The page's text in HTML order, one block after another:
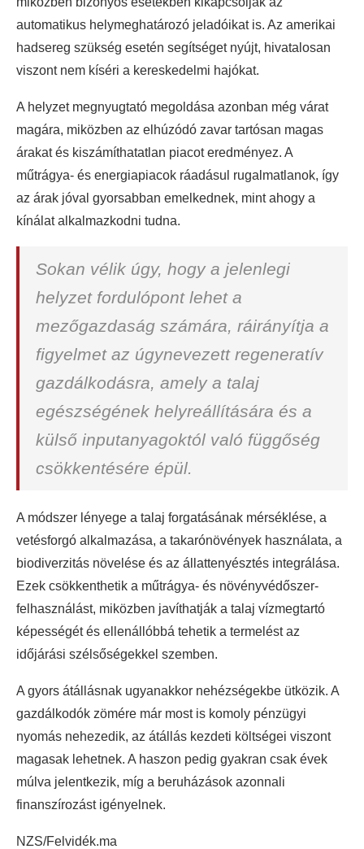
automatikus helymeghatározó jeladóikat is. Az amerikai
hadsereg szükség esetén segítséget nyújt, hivatalosan
viszont nem kíséri a kereskedelmi hajókat.
A helyzet megnyugtató megoldása azonban még várat
magára, miközben az elhúzódó zavar tartósan magas
árakat és kiszámíthatatlan piacot eredményez. A
műtrágya- és energiapiacok ráadásul rugalmatlanok, így
az árak jóval gyorsabban emelkednek, mint ahogy a
kínálat alkalmazkodni tudna.
Sokan vélik úgy, hogy a jelenlegi
helyzet fordulópont lehet a
mezőgazdaság számára, ráirányítja a
figyelmet az úgynevezett regeneratív
gazdálkodásra, amely a talaj
egészségének helyreállítására és a
külső inputanyagoktól való függőség
csökkentésére épül.
A módszer lényege a talaj forgatásának mérséklése, a
vetésforgó alkalmazása, a takarónövények használata, a
biodiverzitás növelése és az állattenyésztés integrálása.
Ezek csökkenthetik a műtrágya- és növényvédőszer-
felhasználást, miközben javíthatják a talaj vízmegtartó
képességét és ellenállóbbá tehetik a termelést az
időjárási szélsőségekkel szemben.
A gyors átállásnak ugyanakkor nehézségekbe ütközik. A
gazdálkodók zömére már most is komoly pénzügyi
nyomás nehezedik, az átállás kezdeti költségei viszont
magasak lehetnek. A haszon pedig gyakran csak évek
múlva jelentkezik, míg a beruházások azonnali
finanszírozást igényelnek.
NZS/Felvidék.ma